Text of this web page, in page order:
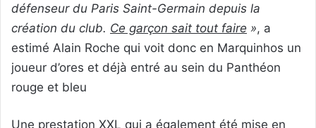
défenseur du Paris Saint-Germain depuis la
création du club. Ce garçon sait tout faire », a
estimé Alain Roche qui voit donc en Marquinhos un
joueur d’ores et déjà entré au sein du Panthéon
rouge et bleu
Une prestation XXL qui a également été mise en